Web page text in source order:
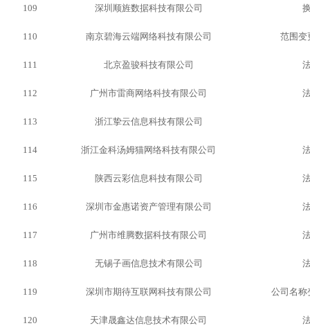
109 深圳顺旌数据科技有限公司
110 南京碧海云端网络科技有限公司 范围变
111 北京盈骏科技有限公司
112 广州市雷商网络科技有限公司
113 浙江挚云信息科技有限公司
114 浙江金科汤姆猫网络科技有限公司
115 陕西云彩信息科技有限公司
116 深圳市金惠诺资产管理有限公司
117 广州市维腾数据科技有限公司
118 无锡子画信息技术有限公司
119 深圳市期待互联网科技有限公司 公司名称
120 天津晟鑫达信息技术有限公司